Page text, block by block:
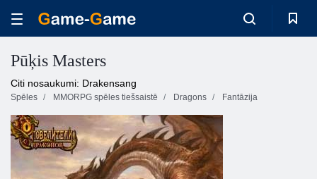
Pūķis Masters
Citi nosaukumi: Drakensang
Spēles MMORPG spēles tiešsaistē Dragons Fantāzija